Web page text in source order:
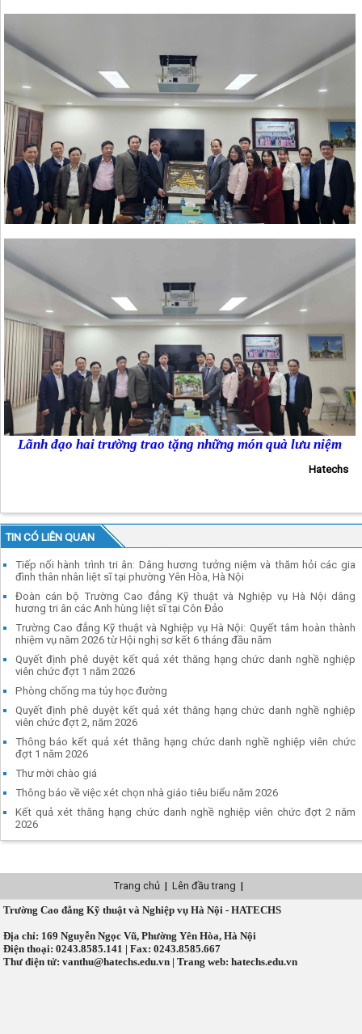
Lãnh đạo hai trường trao tặng những món quà lưu niệm
Hatechs
TIN CÓ LIÊN QUAN
Tiếp nối hành trình tri ân: Dâng hương tưởng niệm và thăm hỏi các gia
đình thân nhân liệt sĩ tại phường Yên Hòa, Hà Nội
Đoàn cán bộ Trường Cao đẳng Kỹ thuật và Nghiệp vụ Hà Nội dâng
hương tri ân các Anh hùng liệt sĩ tại Côn Đảo
Trường Cao đẳng Kỹ thuật và Nghiệp vụ Hà Nội: Quyết tâm hoàn thành
nhiệm vụ năm 2026 từ Hội nghị sơ kết 6 tháng đầu năm
Quyết định phê duyệt kết quả xét thăng hạng chức danh nghề nghiệp
viên chức đợt 1 năm 2026
Phòng chống ma túy học đường
Quyết định phê duyệt kết quả xét thăng hạng chức danh nghề nghiệp
viên chức đợt 2, năm 2026
Thông báo kết quả xét thăng hạng chức danh nghề nghiệp viên chức
đợt 1 năm 2026
Thư mời chào giá
Thông báo về việc xét chọn nhà giáo tiêu biểu năm 2026
Kết quả xét thăng hạng chức danh nghề nghiệp viên chức đợt 2 năm
2026
Trang chủ| Lên đầu trang |
Trường Cao đẳng Kỹ thuật và Nghiệp vụ Hà Nội - HATECHS
Địa chỉ: 169 Nguyễn Ngọc Vũ, Phường Yên Hòa, Hà Nội
Điện thoại: 0243.8585.141 | Fax: 0243.8585.667
Thư điện tử: vanthu@hatechs.edu.vn | Trang web: hatechs.edu.vn